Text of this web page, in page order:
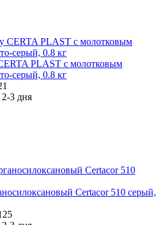
PLAST с молотковым
серый, 0.8 кг
2-3 дня
Certacor 510 серый,